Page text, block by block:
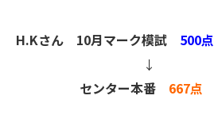
H.Kさん 10月マーク模試 500点
↓
センター本番 667点